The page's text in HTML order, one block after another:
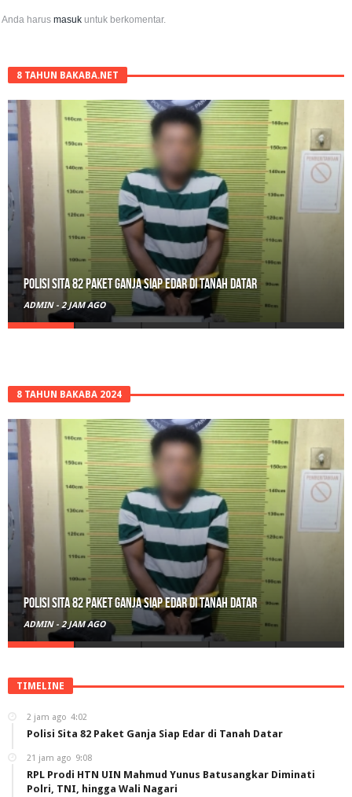
Anda harusmasuk untuk berkomentar.
8 TAHUN BAKABA.NET
RPL Prodi HTN UIN Mahmud Yunus Batusangkar Diminati Polri, TNI,
hingga Wali Nagari
ADMIN - 21 JAM AGO
8 TAHUN BAKABA 2024
RPL Prodi HTN UIN Mahmud Yunus Batusangkar Diminati Polri, TNI,
hingga Wali Nagari
ADMIN - 21 JAM AGO
TIMELINE
2 jam ago 4:02
Polisi Sita 82 Paket Ganja Siap Edar di Tanah Datar
21 jam ago 9:08
RPL Prodi HTN UIN Mahmud Yunus Batusangkar Diminati
Polri, TNI, hingga Wali Nagari